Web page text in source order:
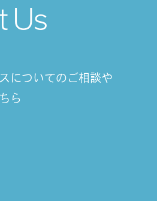
Us
についてのご相談や
ら